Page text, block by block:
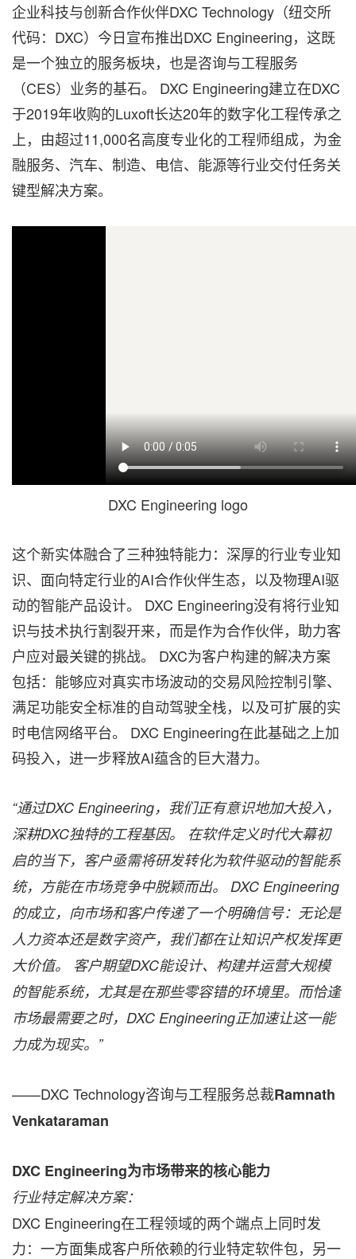
企业科技与创新合作伙伴DXC Technology（纽交所
代码：DXC）今日宣布推出DXC Engineering，这既
是一个独立的服务板块，也是咨询与工程服务
（CES）业务的基石。 DXC Engineering建立在DXC
于2019年收购的Luxoft长达20年的数字化工程传承之
上，由超过11,000名高度专业化的工程师组成，为金
融服务、汽车、制造、电信、能源等行业交付任务关
键型解决方案。
DXC Engineering logo
这个新实体融合了三种独特能力：深厚的行业专业知
识、面向特定行业的AI合作伙伴生态，以及物理AI驱
动的智能产品设计。 DXC Engineering没有将行业知
识与技术执行割裂开来，而是作为合作伙伴，助力客
户应对最关键的挑战。 DXC为客户构建的解决方案
包括：能够应对真实市场波动的交易风险控制引擎、
满足功能安全标准的自动驾驶全栈，以及可扩展的实
时电信网络平台。 DXC Engineering在此基础之上加
码投入，进一步释放AI蕴含的巨大潜力。
“通过DXC Engineering，我们正有意识地加大投入，
深耕DXC独特的工程基因。 在软件定义时代大幕初
启的当下，客户亟需将研发转化为软件驱动的智能系
统，方能在市场竞争中脱颖而出。 DXC Engineering
的成立，向市场和客户传递了一个明确信号：无论是
人力资本还是数字资产，我们都在让知识产权发挥更
大价值。 客户期望DXC能设计、构建并运营大规模
的智能系统，尤其是在那些零容错的环境里。而恰逢
市场最需要之时，DXC Engineering正加速让这一能
力成为现实。”
——DXC Technology咨询与工程服务总裁Ramnath
Venkataraman
DXC Engineering为市场带来的核心能力
行业特定解决方案：
DXC Engineering在工程领域的两个端点上同时发
力：一方面集成客户所依赖的行业特定软件包，另一